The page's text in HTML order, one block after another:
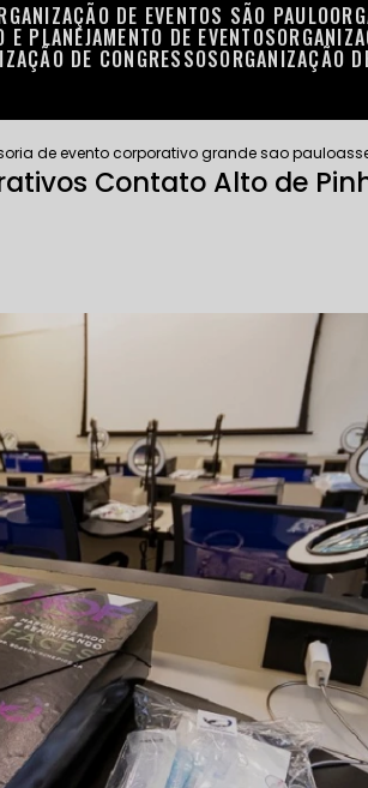
DE EVENTOS SÃO PAULO
E PLANEJAMENTO DE EVENTOS
DE CONGRESSOS ORGANIZAÇÃO
de evento corporativo grande sao paulo
Contato Alto de